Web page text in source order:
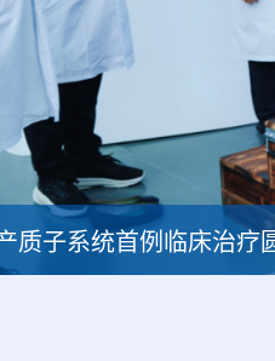
质子系统首例临床治疗